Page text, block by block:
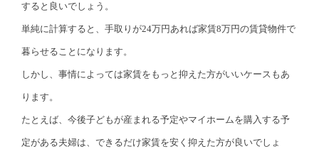
すると良いでしょう。
単純に計算すると、手取りが24万円あれば家賃8万円の賃貸物件で
暮らせることになります。
しかし、事情によっては家賃をもっと抑えた方がいいケースもあ
ります。
たとえば、今後子どもが産まれる予定やマイホームを購入する予
定がある夫婦は、できるだけ家賃を安く抑えた方が良いでしょ